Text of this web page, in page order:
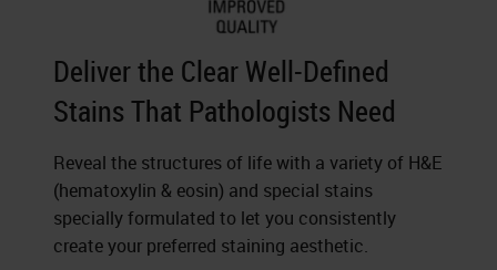
Deliver the Clear Well-Defined
Stains That Pathologists Need
Reveal the structures of life with a variety of H&E
(hematoxylin & eosin) and special stains
specially formulated to let you consistently
create your preferred staining aesthetic.